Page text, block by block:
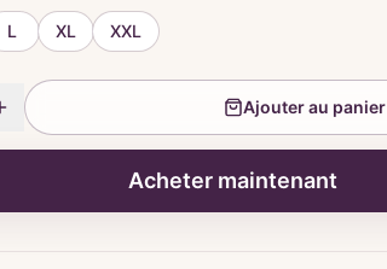
L XL XXL
Ajouter au panier
Acheter maintenant